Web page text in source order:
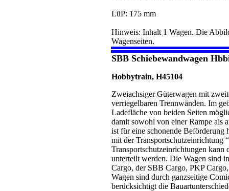
LüP: 175 mm
Hinweis: Inhalt 1 Wagen. Die
Wagenseiten.
SBB Schiebewandwagen
Hobbytrain, H45104
Zweiachsiger Güterwagen mit
verriegelbaren Trennwänden. Im
Ladefläche von beiden Seiten
damit sowohl von einer Rampe als
ist für eine schonende
mit der Transportschutzeinrichtung
Transportschutzeinrichtungen kann
unterteilt werden. Die Wagen sind
Cargo, der SBB Cargo, PKP
Wagen sind durch ganzseitige
berücksichtigt die